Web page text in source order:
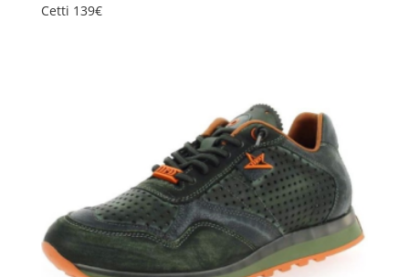
Cetti 139€